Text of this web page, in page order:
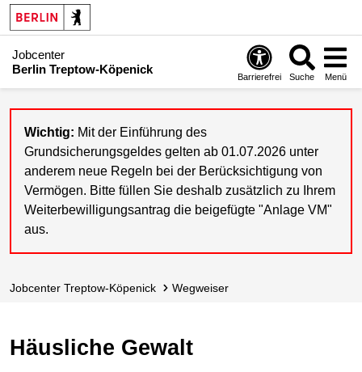
Jobcenter
Berlin Treptow-Köpenick
Barrierefrei Suche Menü
Wichtig: Mit der Einführung des
Grundsicherungsgeldes gelten ab 01.07.2026 unter
anderem neue Regeln bei der Berücksichtigung von
Vermögen. Bitte füllen Sie deshalb zusätzlich zu Ihrem
Weiterbewilligungsantrag die beigefügte "Anlage VM"
aus.
Jobcenter Treptow-Köpenick Wegweiser
Häusliche Gewalt